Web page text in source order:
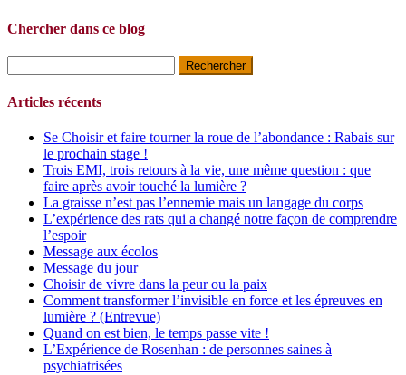
Chercher dans ce blog
Articles récents
Se Choisir et faire tourner la roue de l’abondance : Rabais sur
le prochain stage !
Trois EMI, trois retours à la vie, une même question : que
faire après avoir touché la lumière ?
La graisse n’est pas l’ennemie mais un langage du corps
L’expérience des rats qui a changé notre façon de comprendre
l’espoir
Message aux écolos
Message du jour
Choisir de vivre dans la peur ou la paix
Comment transformer l’invisible en force et les épreuves en
lumière ? (Entrevue)
Quand on est bien, le temps passe vite !
L’Expérience de Rosenhan : de personnes saines à
psychiatrisées